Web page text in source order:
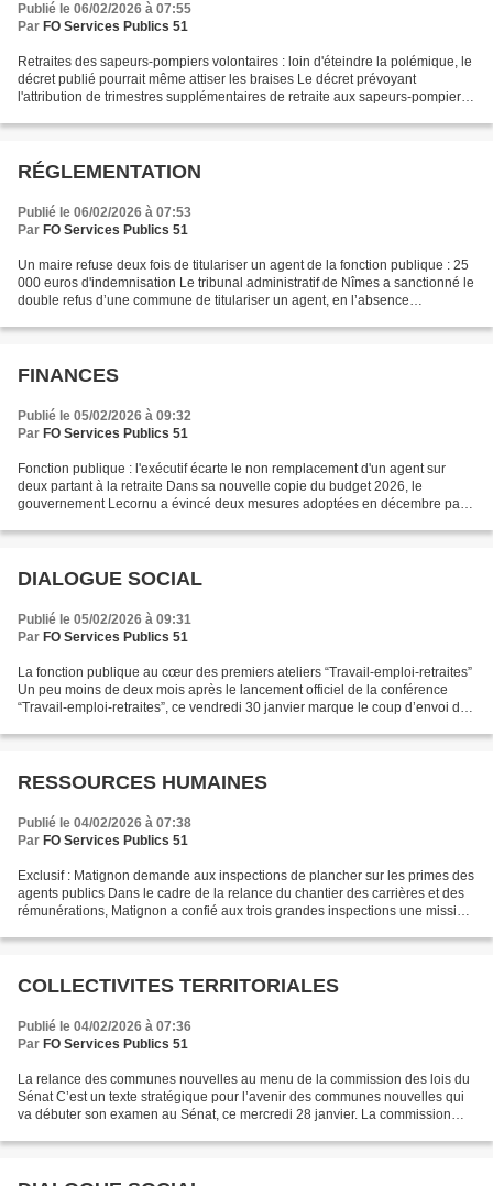
Publié le 06/02/2026 à 07:55
Par FO Services Publics 51
Retraites des sapeurs-pompiers volontaires : loin d'éteindre la polémique, le
décret publié pourrait même attiser les braises Le décret prévoyant
l'attribution de trimestres supplémentaires de retraite aux sapeurs-pompiers
RÉGLEMENTATION
Publié le 06/02/2026 à 07:53
Par FO Services Publics 51
Un maire refuse deux fois de titulariser un agent de la fonction publique : 25
000 euros d'indemnisation Le tribunal administratif de Nîmes a sanctionné le
double refus d’une commune de titulariser un agent, en l’absence
FINANCES
Publié le 05/02/2026 à 09:32
Par FO Services Publics 51
Fonction publique : l'exécutif écarte le non remplacement d'un agent sur
deux partant à la retraite Dans sa nouvelle copie du budget 2026, le
gouvernement Lecornu a évincé deux mesures adoptées en décembre par
DIALOGUE SOCIAL
Publié le 05/02/2026 à 09:31
Par FO Services Publics 51
La fonction publique au cœur des premiers ateliers “Travail-emploi-retraites”
Un peu moins de deux mois après le lancement officiel de la conférence
“Travail-emploi-retraites”, ce vendredi 30 janvier marque le coup d’envoi des
RESSOURCES HUMAINES
Publié le 04/02/2026 à 07:38
Par FO Services Publics 51
Exclusif : Matignon demande aux inspections de plancher sur les primes des
agents publics Dans le cadre de la relance du chantier des carrières et des
rémunérations, Matignon a confié aux trois grandes inspections une mission
COLLECTIVITES TERRITORIALES
Publié le 04/02/2026 à 07:36
Par FO Services Publics 51
La relance des communes nouvelles au menu de la commission des lois du
Sénat C’est un texte stratégique pour l’avenir des communes nouvelles qui
va débuter son examen au Sénat, ce mercredi 28 janvier. La commission